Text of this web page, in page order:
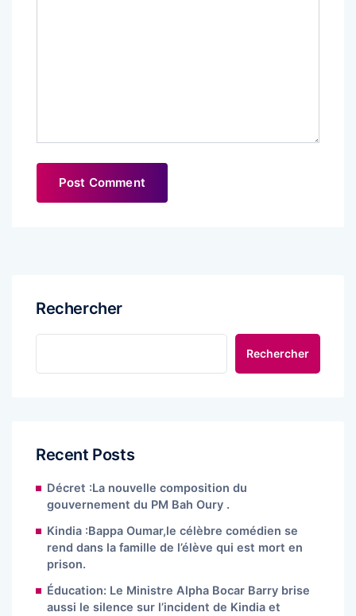
Rechercher
Rechercher
Recent Posts
Décret :La nouvelle composition du
gouvernement du PM Bah Oury .
Kindia :Bappa Oumar,le célèbre comédien se
rend dans la famille de l’élève qui est mort en
prison.
Éducation: Le Ministre Alpha Bocar Barry brise
aussi le silence sur l’incident de Kindia et